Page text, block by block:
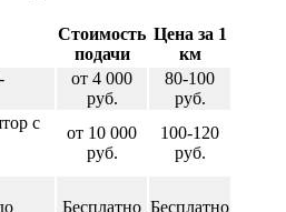
Стоимость
подачи
Цена за 1
км
от 4 000
руб.
80-100
руб.
с
от 10 000
руб.
100-120
руб.
Бесплатно Бесплатно